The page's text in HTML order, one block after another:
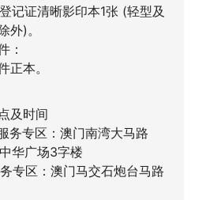
记证清晰影印本1张 (轻型及
外)。
：
正本。
及时间
务专区：澳门南湾大马路
华广场3字楼
专区：澳门马交石炮台马路